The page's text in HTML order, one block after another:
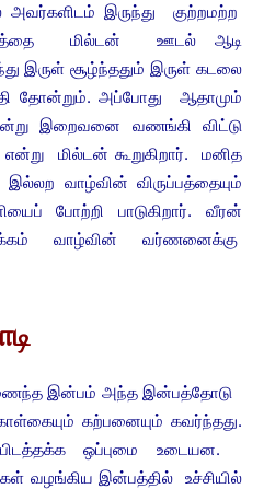
அவர்களிடம் இருந்து குற்றமற்ற
மில்டன் ஊடல் ஆடி
இருள் சூழ்ந்ததும் இருள் கடலை
தோன்றும். அப்போது ஆதாமும்
இறைவனை வணங்கி விட்டு
மில்டன் கூறுகிறார். மனித
இல்லற வாழ்வின் விருப்பத்தையும்
போற்றி பாடுகிறார். வீரன்
வாழ்வின் வர்ணனைக்கு
இன்பம் அந்த இன்பத்தோடு
கற்பனையும் கவர்ந்தது.
ஒப்புமை உடையன.
வழங்கிய இன்பத்தில் உச்சியில்